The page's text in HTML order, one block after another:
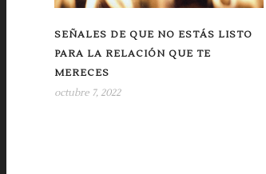
SEÑALES DE QUE NO ESTÁS LISTO
PARA LA RELACIÓN QUE TE
MERECES
octubre 7, 2022